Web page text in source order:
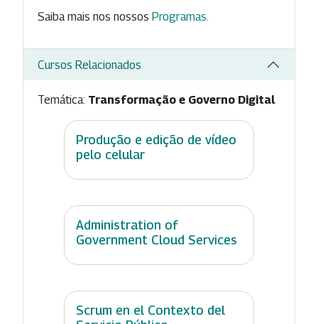
Saiba mais nos nossos Programas.
Cursos Relacionados
Temática: Transformação e Governo Digital
Produção e edição de vídeo
pelo celular
Administration of
Government Cloud Services
Scrum en el Contexto del